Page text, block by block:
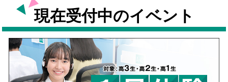
現在受付中のイベント